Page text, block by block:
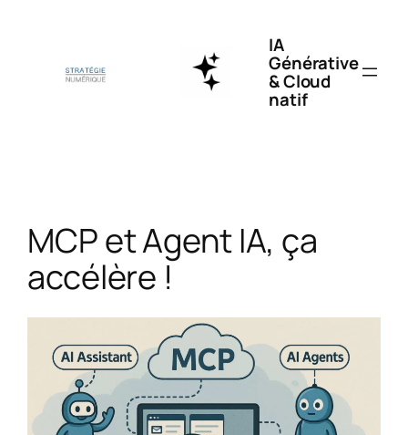
IA
Générative
& Cloud
natif
MCP et Agent IA, ça
accélère !